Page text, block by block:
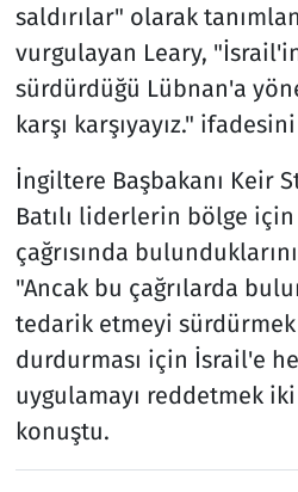
saldırılar" olarak
vurgulayan Leary,
sürdürdüğü Lübnan'a
karşı karşıyayız."
İngiltere Başbakanı Keir
Batılı liderlerin bölge
çağrısında
"Ancak bu çağrılarda
tedarik etmeyi sürdürmek
durdurması için İsrail'e
uygulamayı reddetmek
konuştu.